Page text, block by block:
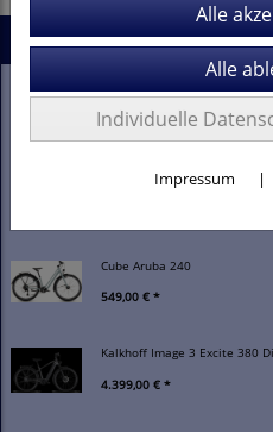
Neu
Stevens Gavere Com FEQ
2.099,00 € *
Stevens E-Comuna 7.4.1
Cube Aruba 240
549,00 € *
Kalkhoff Image 3 Excite 380
4.399,00 € *
Individuelle
Impressum |